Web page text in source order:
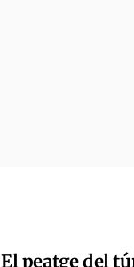
El peatge del